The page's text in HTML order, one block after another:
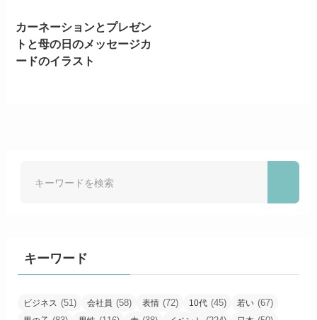
カーネーションとプレゼン
トと母の日のメッセージカ
ードのイラスト
キーワード
ビジネス (51) 会社員 (58) 表情 (72) 10代 (45) 若い (67)